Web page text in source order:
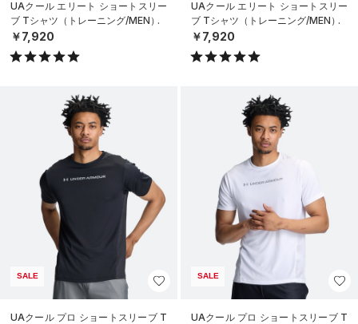
UAクール エリート ショートスリー
ブ Tシャツ（トレーニング/MEN）
￥7,920
UAクール エリート ショートスリー
ブ Tシャツ（トレーニング/MEN）
￥7,920
SALE
UAクール プロ ショートスリーブ T
SALE
UAクール プロ ショートスリーブ T